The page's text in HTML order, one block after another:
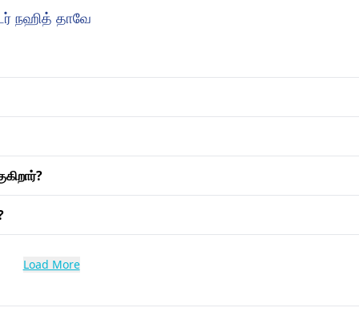
நஹித் தாவே
Load More